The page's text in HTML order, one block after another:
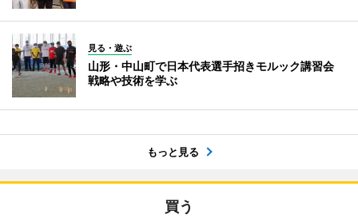
見る・遊ぶ
山形・中山町で日本代表選手招きモルック講習会
戦略や技術を学ぶ
もっと見る
買う